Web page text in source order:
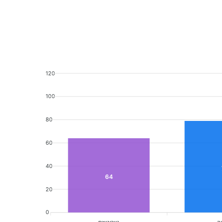
120
100
80
60
40
20
0
64